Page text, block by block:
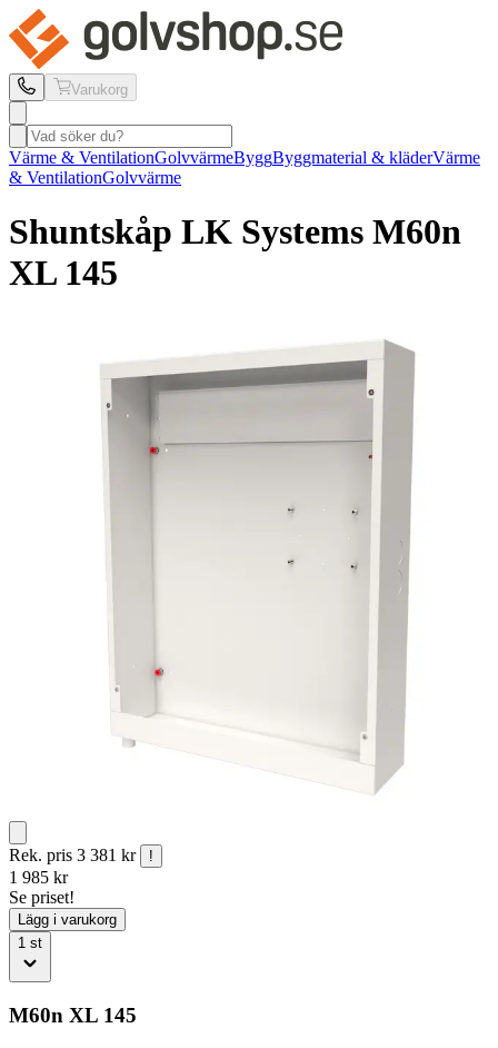
Varukorg
Värme & VentilationGolvvärmeByggByggmaterial & kläderVärme
& VentilationGolvvärme
Shuntskåp LK Systems M60n
XL 145
Rek. pris 3 381 kr !
1 985 kr
Se priset!
Lägg i varukorg
1 st
M60n XL 145